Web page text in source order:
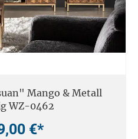
Mango & Metall
WZ-0462
€*